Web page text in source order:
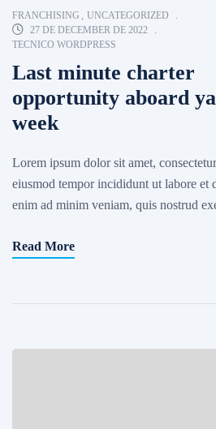
FRANCHISING
UNCATEGORIZED
27 DE DECEMBER DE 2022
TECNICO WORDPRESS
Last minute charter
opportunity aboard
week
Lorem ipsum dolor sit amet,
eiusmod tempor incididunt ut labore et
enim ad minim veniam, quis nostrud
cupidatat non proident, sunt in culpa
Read More